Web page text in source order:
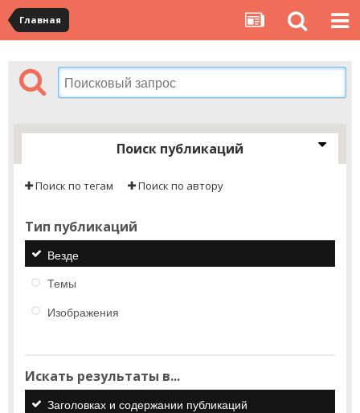
Главная
Поиск публикаций
Поиск по тегам Поиск по автору
Тип публикаций
Везде
Темы
Изображения
Искать результаты в...
Заголовках и содержании публикаций